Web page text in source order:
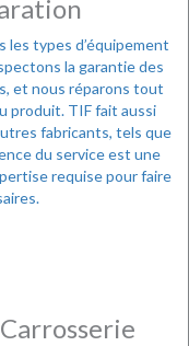
les types d’équipement
la garantie des
et nous réparons tout
produit. TIF fait aussi
fabricants, tels que
du service est une
requise pour faire